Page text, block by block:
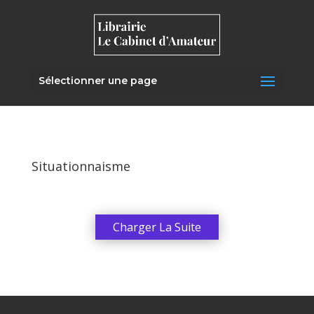
Sélectionner une page
Situationnaisme
Charger La Suite